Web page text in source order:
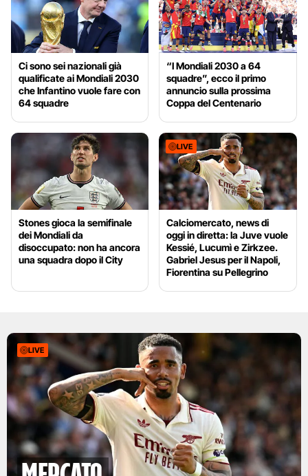
Ci sono sei nazionali già
qualificate ai Mondiali 2030
che Infantino vuole fare con
64 squadre
“I Mondiali 2030 a 64
squadre”, ecco il primo
annuncio sulla prossima
Coppa del Centenario
Stones gioca la semifinale
dei Mondiali da
disoccupato: non ha ancora
una squadra dopo il City
LIVE
Calciomercato, news di
oggi in diretta: la Juve vuole
Kessié, Lucumì e Zirkzee.
Gabriel Jesus per il Napoli,
Fiorentina su Pellegrino
LIVE